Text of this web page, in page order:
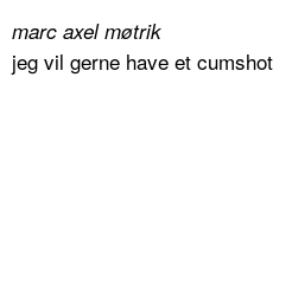
marc axel møtrik
jeg vil gerne have et cumshot